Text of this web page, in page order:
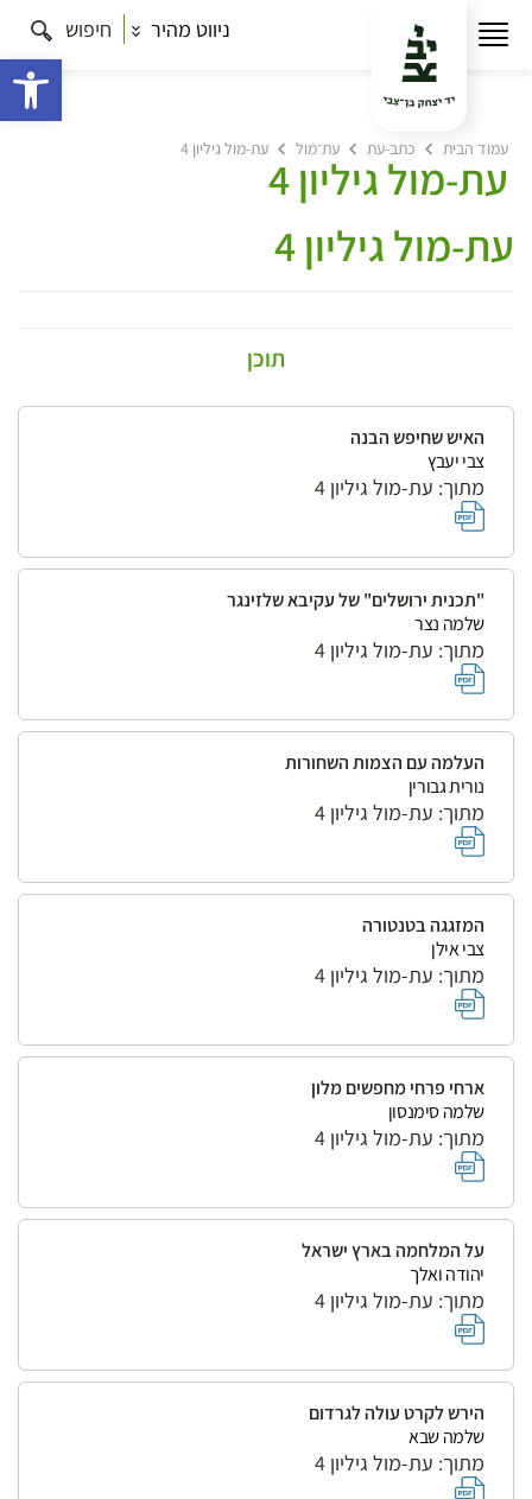
ניווט מהיר חיפוש
עמוד הבית כתב-עת עת־מול עת-מול גיליון 4
עת-מול גיליון 4
עת-מול גיליון 4
תוכן
האיש שחיפש הבנה
צבי יעבץ
מתוך: עת-מול גיליון 4
"תכנית ירושלים" של עקיבא שלזינגר
שלמה נצר
מתוך: עת-מול גיליון 4
העלמה עם הצמות השחורות
נורית גבורין
מתוך: עת-מול גיליון 4
המזגגה בטנטורה
צבי אילן
מתוך: עת-מול גיליון 4
ארחי פרחי מחפשים מלון
שלמה סימנסון
מתוך: עת-מול גיליון 4
על המלחמה בארץ ישראל
יהודה ואלך
מתוך: עת-מול גיליון 4
הירש לקרט עולה לגרדום
שלמה שבא
מתוך: עת-מול גיליון 4